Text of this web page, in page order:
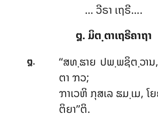
… ວີຣາ ເຖຣີ….
໘. ມິຕ຺ຕາເຖຣີຄາຖາ
໘.
‘‘ສທ຺ຘາຍ ປພ຺ພຊິຕ຺ວາ
ຕາ ຠວ;
ຠາເວຫິ ກຸສເລ ຘມ຺ເມ,
ຕິຍາ’’ຕິ.